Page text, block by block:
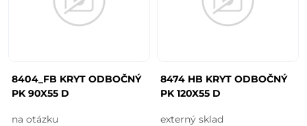
8404_FB KRYT ODBOČNÝ
PK 90X55 D
na otázku
8474 HB KRYT ODBOČNÝ
PK 120X55 D
externý sklad